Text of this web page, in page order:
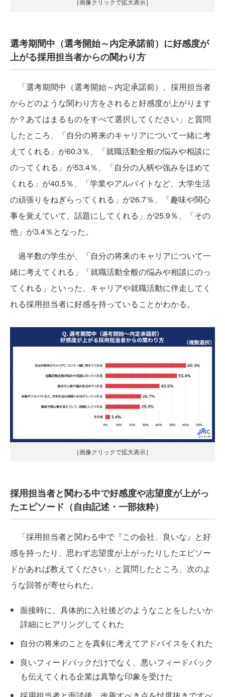
選考期間中（選考開始～内定承諾前）に好感度が
上がる採用担当者からの関わり方
「選考期間中（選考開始～内定承諾前）、採用担当者
からどのような関わり方をされると好感度が上がります
か？あてはまるものをすべて選択してください」と質問
したところ、「自分の将来のキャリアについて一緒に考
えてくれる」が60.3％、「就職活動全般の悩みや相談に
のってくれる」が53.4％、「自分の人柄や強みをほめて
くれる」が40.5％、「学業やアルバイトなど、大学生活
の頑張りをねぎらってくれる」が26.7％、「趣味や関心
事を覚えていて、話題にしてくれる」が25.9％、「その
他」が3.4％となった。
過半数の学生が、「自分の将来のキャリアについて一
緒に考えてくれる」「就職活動全般の悩みや相談にのっ
てくれる」といった、キャリアや就職活動に伴走してく
れる採用担当者に好感を持っていることがわかる。
［画像クリックで拡大表示］
採用担当者と関わる中で好感度や志望度が上がっ
たエピソード（自由記述・一部抜粋）
「採用担当者と関わる中で『この会社、良いな』と好
感を持ったり、思わず志望度が上がったりしたエピソー
ドがあれば教えてください」と質問したところ、次のよ
うな回答が寄せられた。
面接時に、具体的に入社後どのようなことをしたいか
詳細にヒアリングしてくれた
自分の将来のことを真剣に考えてアドバイスをくれた
良いフィードバックだけでなく、悪いフィードバック
も伝えてくれる企業は真摯な印象を受けた